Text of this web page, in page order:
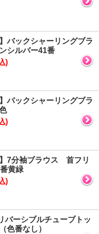
バックシャーリングブラ
シルバー41番
)
バックシャーリングブラ
)
】7分袖ブラウス 首フリ
黄緑
)
バーシブルチューブトッ
番なし）